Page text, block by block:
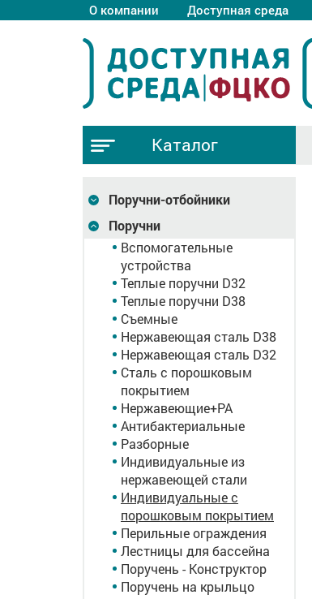
О компании Доступная среда
Каталог
Поручни-отбойники
Поручни
Вспомогательные
устройства
Теплые поручни D32
Теплые поручни D38
Съемные
Нержавеющая сталь D38
Нержавеющая сталь D32
Сталь с порошковым
покрытием
Нержавеющие+PA
Антибактериальные
Разборные
Индивидуальные из
нержавеющей стали
Индивидуальные с
порошковым покрытием
Перильные ограждения
Лестницы для бассейна
Поручень - Конструктор
Поручень на крыльцо